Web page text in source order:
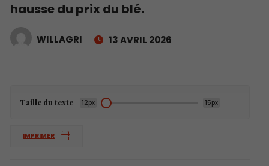
hausse du prix du blé.
WILLAGRI 13 AVRIL 2026
Taille du texte 12px 15px
IMPRIMER